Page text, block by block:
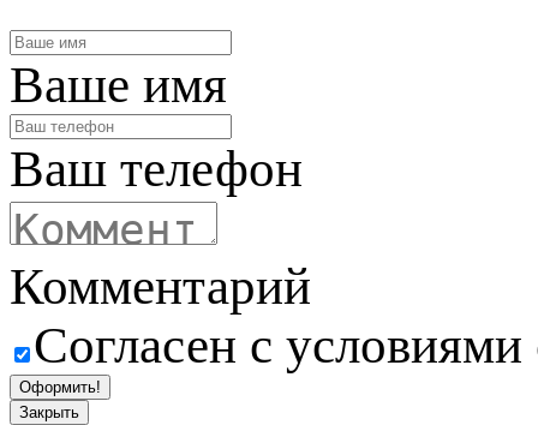
Ваше имя
Ваш телефон
Комментарий
Согласен с
Оформить!
Закрыть